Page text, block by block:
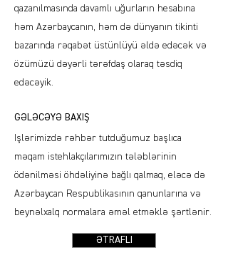
qazanılmasında davamlı uğurların hesabına
həm Azərbaycanın, həm də dünyanın tikinti
bazarında rəqabət üstünlüyü əldə edəcək və
özümüzü dəyərli tərəfdaş olaraq təsdiq
edəcəyik.
GƏLƏCƏYƏ BAXIŞ
Işlərimizdə rəhbər tutduğumuz başlıca
məqam istehlakçılarımızın tələblərinin
ödənilməsi öhdəliyinə bağlı qalmaq, eləcə də
Azərbaycan Respublikasının qanunlarına və
beynəlxalq normalara əməl etməklə şərtlənir.
ƏTRAFLI